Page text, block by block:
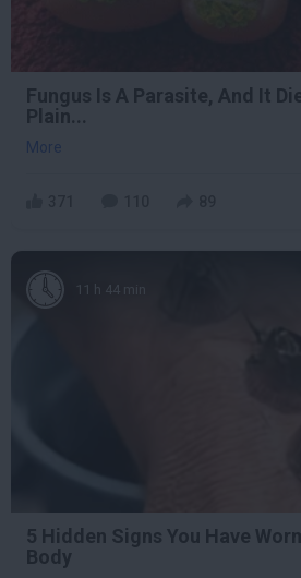
Fungus Is A Parasite, And It
Plain...
More
11 h 44 min
5 Hidden Signs You Have
Body